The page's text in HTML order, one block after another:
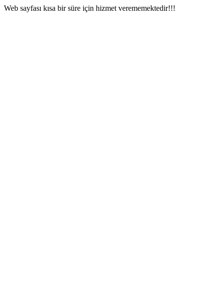
Web sayfası kısa bir süre için hizmet verememektedir!!!